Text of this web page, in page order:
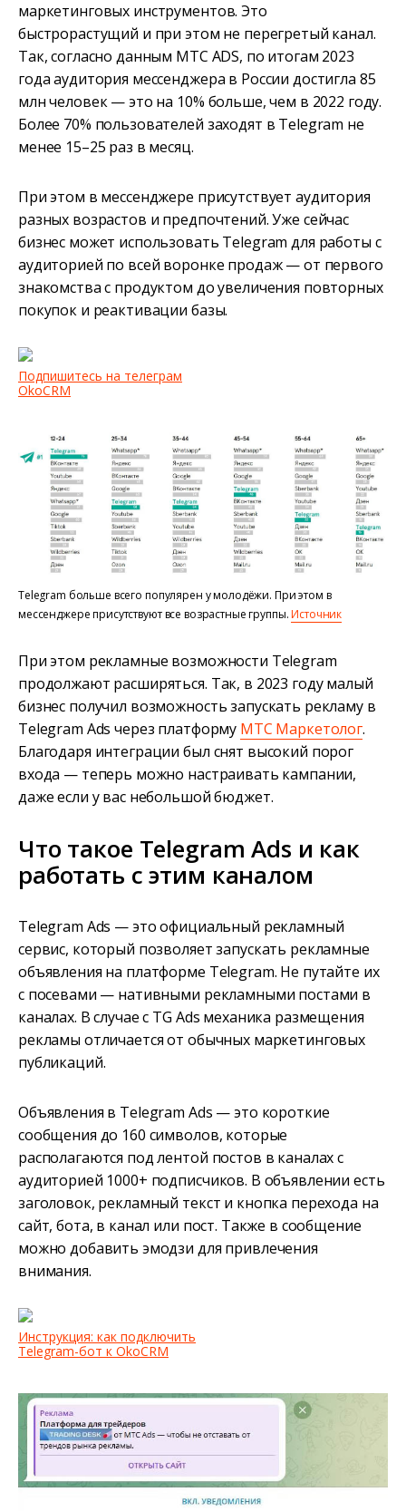
маркетинговых инструментов. Это
быстрорастущий и при этом не перегретый канал.
Так, согласно данным МТС ADS, по итогам 2023
года аудитория мессенджера в России достигла 85
млн человек — это на 10% больше, чем в 2022 году.
Более 70% пользователей заходят в Telegram не
менее 15–25 раз в месяц.
При этом в мессенджере присутствует аудитория
разных возрастов и предпочтений. Уже сейчас
бизнес может использовать Telegram для работы с
аудиторией по всей воронке продаж — от первого
знакомства с продуктом до увеличения повторных
покупок и реактивации базы.
Подпишитесь на телеграм
OkoCRM
Telegram больше всего популярен у молодёжи. При этом в
мессенджере присутствуют все возрастные группы.Источник
При этом рекламные возможности Telegram
продолжают расширяться. Так, в 2023 году малый
бизнес получил возможность запускать рекламу в
Telegram Ads через платформу МТС Маркетолог.
Благодаря интеграции был снят высокий порог
входа — теперь можно настраивать кампании,
даже если у вас небольшой бюджет.
Что такое Telegram Ads и как
работать с этим каналом
Telegram Ads — это официальный рекламный
сервис, который позволяет запускать рекламные
объявления на платформе Telegram. Не путайте их
с посевами — нативными рекламными постами в
каналах. В случае с TG Ads механика размещения
рекламы отличается от обычных маркетинговых
публикаций.
Объявления в Telegram Ads — это короткие
сообщения до 160 символов, которые
располагаются под лентой постов в каналах с
аудиторией 1000+ подписчиков. В объявлении есть
заголовок, рекламный текст и кнопка перехода на
сайт, бота, в канал или пост. Также в сообщение
можно добавить эмодзи для привлечения
внимания.
Инструкция: как подключить
Telegram-бот к OkoCRM